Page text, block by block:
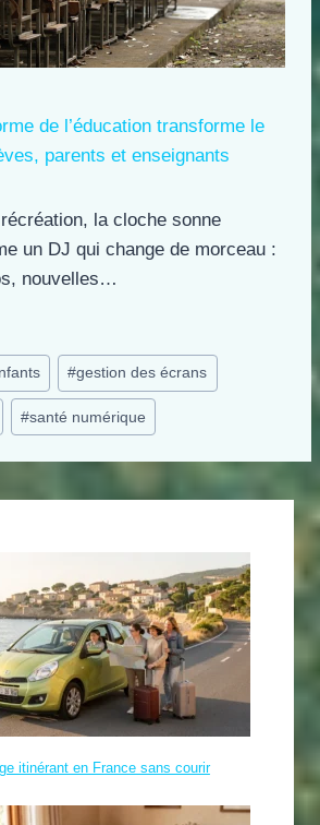
de l’éducation transforme le
parents et enseignants
la cloche sonne
un DJ qui change de morceau :
nouvelles…
#gestion des écrans
#santé numérique
itinérant en France sans courir